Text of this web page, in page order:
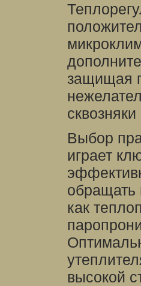
защищая
Выбор
играет
обращать
как
высокой